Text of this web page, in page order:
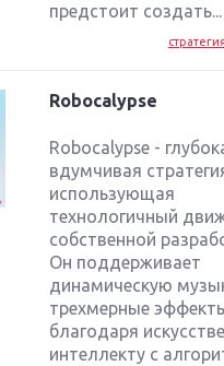
предстоит создать...
стратегия
Robocalypse
Robocalypse -
вдумчивая
использующая
технологичный
собственной
Он поддерживает
динамическую
трехмерные
благодаря
интеллекту с